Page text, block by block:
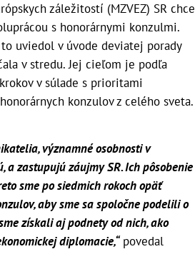
záležitostí (MZVEZ) SR chce
s honorárnymi konzulmi.
uviedol v úvode deviatej porady
v stredu. Jej cieľom je podľa
v súlade s prioritami
konzulov z celého sveta.
významné osobnosti v
zastupujú záujmy SR. Ich pôsobenie
sme po siedmich rokoch opäť
aby sme sa spoločne podelili o
získali aj podnety od nich, ako
diplomacie,“povedal